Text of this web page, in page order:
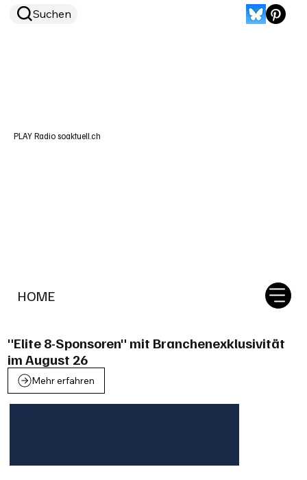
HOME
Suchen
PLAY Radio soaktuell.ch
"Elite 8-Sponsoren" mit Branchenexklusivität
im August 26
Mehr erfahren